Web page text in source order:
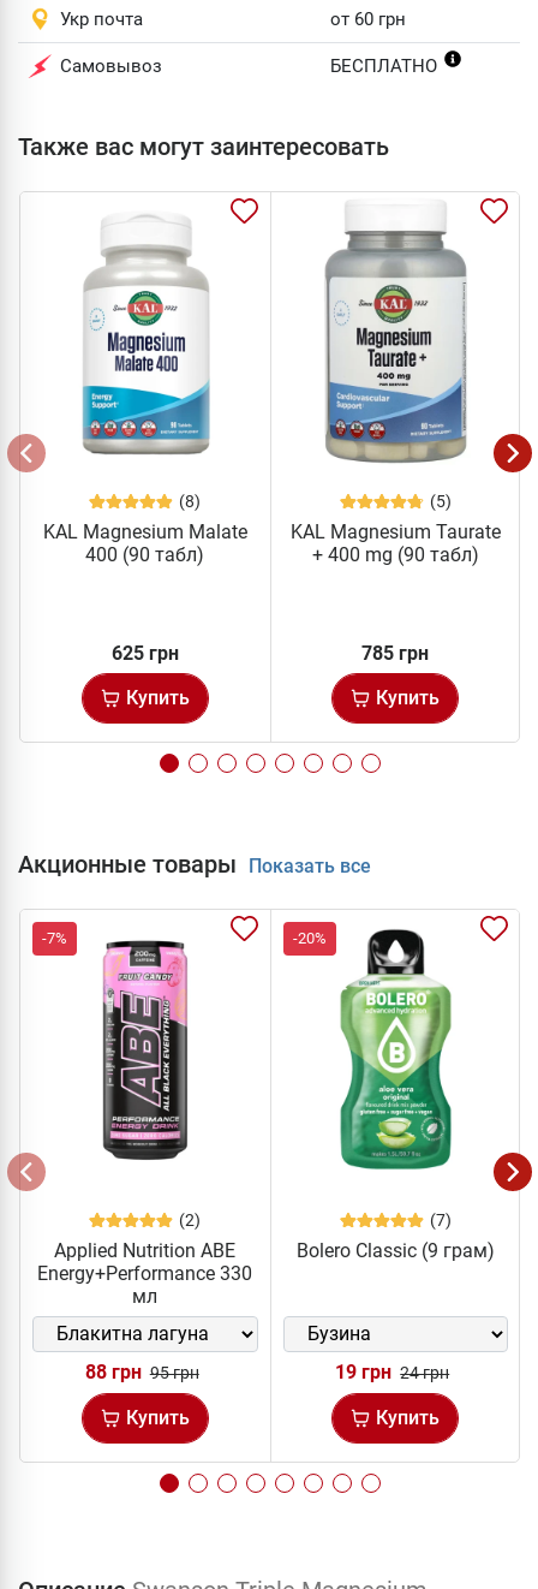
Укр почта от 60 грн
Самовывоз БЕСПЛАТНО
Также вас могут заинтересовать
(8)
KAL Magnesium Malate
400 (90 табл)
625 грн
Купить
(5)
KAL Magnesium Taurate
+ 400 mg (90 табл)
785 грн
Купить
Акционные товары Показать все
-7%
(2)
Applied Nutrition ABE
Energy+Performance 330
мл
88 грн 95 грн
Купить
-20%
(7)
Bolero Classic (9 грам)
19 грн 24 грн
Купить